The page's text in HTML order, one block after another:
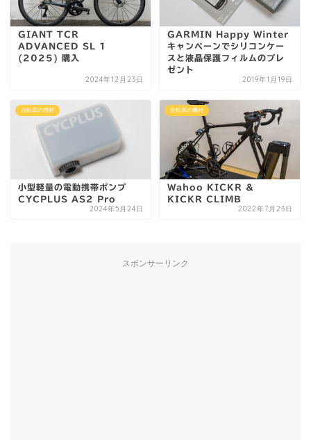
GIANT TCR
ADVANCED SL 1
(2025) 購入
2024年12月23日
GARMIN Happy Winter
キャンペーンでシリコンケー
スと液晶保護フィルムのプレ
ゼント
2019年1月19日
自転車の機材
小型軽量の電動携帯ポンプ
CYCPLUS AS2 Pro
2024年5月24日
自転車の機材
Wahoo KICKR &
KICKR CLIMB
2022年7月23日
スポンサーリンク